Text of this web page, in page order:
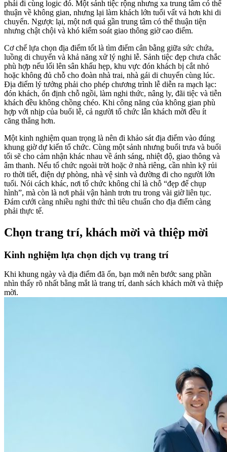
phải đi cùng logic đó. Một sảnh tiệc rộng nhưng xa trung tâm có thể
thuận về không gian, nhưng lại làm khách lớn tuổi vất vả hơn khi di
chuyển. Ngược lại, một nơi quá gần trung tâm có thể thuận tiện
nhưng chật chội và khó kiểm soát giao thông giờ cao điểm.
Cơ chế lựa chọn địa điểm tốt là tìm điểm cân bằng giữa sức chứa,
luồng di chuyển và khả năng xử lý nghi lễ. Sảnh tiệc đẹp chưa chắc
phù hợp nếu lối lên sân khấu hẹp, khu vực đón khách bị cắt nhỏ
hoặc không đủ chỗ cho đoàn nhà trai, nhà gái di chuyển cùng lúc.
Địa điểm lý tưởng phải cho phép chương trình lễ diễn ra mạch lạc:
đón khách, ổn định chỗ ngồi, làm nghi thức, nâng ly, đãi tiệc và tiễn
khách đều không chồng chéo. Khi công năng của không gian phù
hợp với nhịp của buổi lễ, cả người tổ chức lẫn khách mời đều ít
căng thẳng hơn.
Một kinh nghiệm quan trọng là nên đi khảo sát địa điểm vào đúng
khung giờ dự kiến tổ chức. Cùng một sảnh nhưng buổi trưa và buổi
tối sẽ cho cảm nhận khác nhau về ánh sáng, nhiệt độ, giao thông và
âm thanh. Nếu tổ chức ngoài trời hoặc ở nhà riêng, cần nhìn kỹ rủi
ro thời tiết, điện dự phòng, nhà vệ sinh và đường đi cho người lớn
tuổi. Nói cách khác, nơi tổ chức không chỉ là chỗ “đẹp để chụp
hình”, mà còn là nơi phải vận hành trơn tru trong vài giờ liên tục.
Đám cưới càng nhiều nghi thức thì tiêu chuẩn cho địa điểm càng
phải thực tế.
Chọn trang trí, khách mời và thiệp mời
Kinh nghiệm lựa chọn dịch vụ trang trí
Khi khung ngày và địa điểm đã ổn, bạn mới nên bước sang phần
nhìn thấy rõ nhất bằng mắt là trang trí, danh sách khách mời và thiệp
mời.